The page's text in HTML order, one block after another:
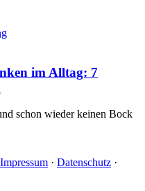
im Alltag: 7
schon wieder keinen Bock
Impressum · Datenschutz ·